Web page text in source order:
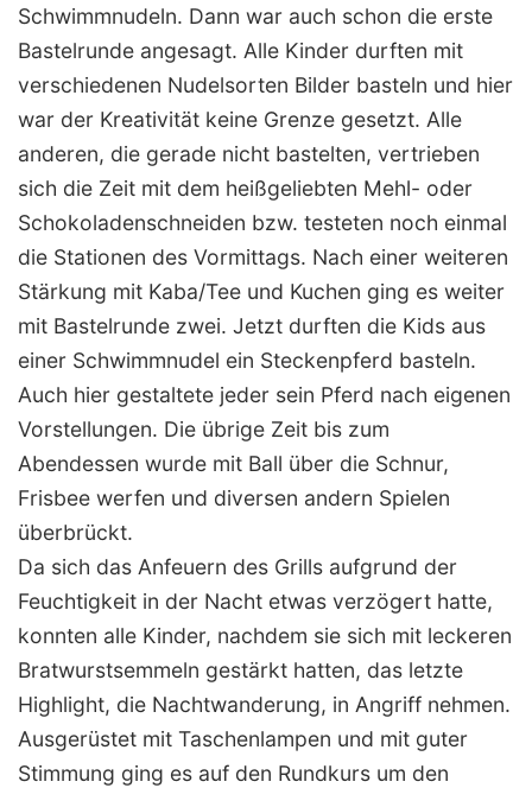
Schwimmnudeln. Dann war auch schon die erste
Bastelrunde angesagt. Alle Kinder durften mit
verschiedenen Nudelsorten Bilder basteln und hier
war der Kreativität keine Grenze gesetzt. Alle
anderen, die gerade nicht bastelten, vertrieben
sich die Zeit mit dem heißgeliebten Mehl- oder
Schokoladenschneiden bzw. testeten noch einmal
die Stationen des Vormittags. Nach einer weiteren
Stärkung mit Kaba/Tee und Kuchen ging es weiter
mit Bastelrunde zwei. Jetzt durften die Kids aus
einer Schwimmnudel ein Steckenpferd basteln.
Auch hier gestaltete jeder sein Pferd nach eigenen
Vorstellungen. Die übrige Zeit bis zum
Abendessen wurde mit Ball über die Schnur,
Frisbee werfen und diversen andern Spielen
überbrückt.
Da sich das Anfeuern des Grills aufgrund der
Feuchtigkeit in der Nacht etwas verzögert hatte,
konnten alle Kinder, nachdem sie sich mit leckeren
Bratwurstsemmeln gestärkt hatten, das letzte
Highlight, die Nachtwanderung, in Angriff nehmen.
Ausgerüstet mit Taschenlampen und mit guter
Stimmung ging es auf den Rundkurs um den